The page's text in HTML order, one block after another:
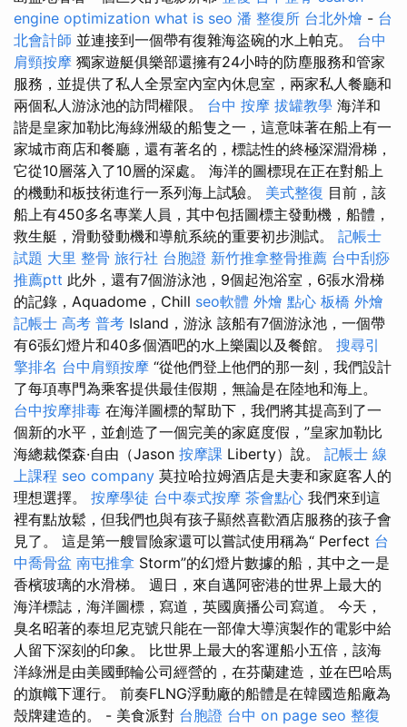
engine optimization what is seo 潘 整復所 台北外燴 - 台
北會計師 並連接到一個帶有復雜海盜碗的水上帕克。 台中
肩頸按摩 獨家遊艇俱樂部還擁有24小時的防塵服務和管家
服務，並提供了私人全景室內室內休息室，兩家私人餐廳和
兩個私人游泳池的訪問權限。 台中 按摩 拔罐教學 海洋和
諧是皇家加勒比海綠洲級的船隻之一，這意味著在船上有一
家城市商店和餐廳，還有著名的，標誌性的終極深淵滑梯，
它從10層落入了10層的深處。 海洋的圖標現在正在對船上
的機動和板技術進行一系列海上試驗。 美式整復 目前，該
船上有450多名專業人員，其中包括圖標主發動機，船體，
救生艇，滑動發動機和導航系統的重要初步測試。 記帳士
試題 大里 整骨 旅行社 台胞證 新竹推拿整骨推薦 台中刮痧
推薦ptt 此外，還有7個游泳池，9個起泡浴室，6張水滑梯
的記錄，Aquadome，Chill seo軟體 外燴 點心 板橋 外燴
記帳士 高考 普考 Island，游泳 該船有7個游泳池，一個帶
有6張幻燈片和40多個酒吧的水上樂園以及餐館。 搜尋引
擎排名 台中肩頸按摩 “從他們登上他們的那一刻，我們設計
了每項專門為乘客提供最佳假期，無論是在陸地和海上。
台中按摩排毒 在海洋圖標的幫助下，我們將其提高到了一
個新的水平，並創造了一個完美的家庭度假，”皇家加勒比
海總裁傑森·自由（Jason 按摩課 Liberty）說。 記帳士 線
上課程 seo company 莫拉哈拉姆酒店是夫妻和家庭客人的
理想選擇。 按摩學徒 台中泰式按摩 茶會點心 我們來到這
裡有點放鬆，但我們也與有孩子顯然喜歡酒店服務的孩子會
見了。 這是第一艘冒險家還可以嘗試使用稱為“ Perfect 台
中喬骨盆 南屯推拿 Storm”的幻燈片數據的船，其中之一是
香檳玻璃的水滑梯。 週日，來自邁阿密港的世界上最大的
海洋標誌，海洋圖標，寫道，英國廣播公司寫道。 今天，
臭名昭著的泰坦尼克號只能在一部偉大導演製作的電影中給
人留下深刻的印象。 比世界上最大的客運船小五倍，該海
洋綠洲是由美國郵輪公司經營的，在芬蘭建造，並在巴哈馬
的旗幟下運行。 前奏FLNG浮動廠的船體是在韓國造船廠為
殼牌建造的。 - 美食派對 台胞證 台中 on page seo 整復